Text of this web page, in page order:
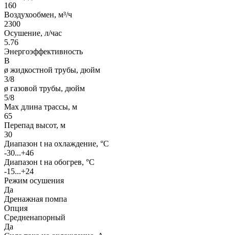
160
Воздухообмен, м³/ч
2300
Осушение, л/час
5.76
Энергоэффективность
B
ø жидкостной трубы, дюйм
3/8
ø газовой трубы, дюйм
5/8
Max длина трассы, м
65
Перепад высот, м
30
Диапазон t на охлаждение, °С
-30...+46
Диапазон t на обогрев, °С
-15...+24
Режим осушения
Да
Дренажная помпа
Опция
Средненапорный
Да